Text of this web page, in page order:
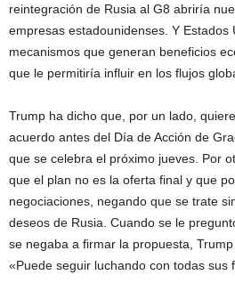
reintegración de Rusia al G8 abriría
empresas estadounidenses. Y Estados
mecanismos que generan beneficios
que le permitiría influir en los flujos
Trump ha dicho que, por un lado,
acuerdo antes del Día de Acción de
que se celebra el próximo jueves. Por
que el plan no es la oferta final y que
negociaciones, negando que se trate
deseos de Rusia. Cuando se le
se negaba a firmar la propuesta,
«Puede seguir luchando con todas sus